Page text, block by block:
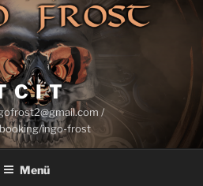
C I T
/
ingo-frost
Menü